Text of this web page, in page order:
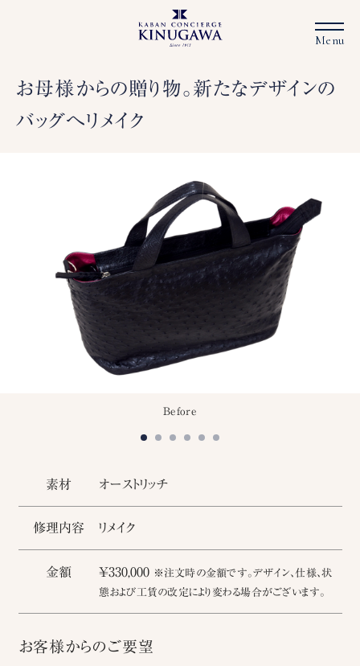
お母様からの贈り物。新たなデザインの
バッグへリメイク
Before
素材 オーストリッチ
修理内容 リメイク
金額 ￥330,000 ※注文時の金額です。デザイン、仕様、状
態および工賃の改定により変わる場合がございます。
お客様からのご要望